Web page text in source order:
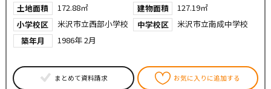
土地面積 172.88㎡ 建物面積
127.19㎡
小学校区
米沢市立西部小学校 中学校区
米沢市立南成中学校
築年月
1986年 2月
まとめて資料請求 お気に入りに追加する